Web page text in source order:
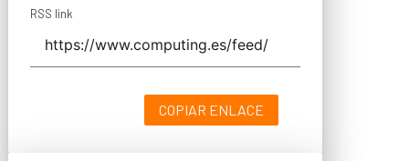
RSS link
COPIAR ENLACE